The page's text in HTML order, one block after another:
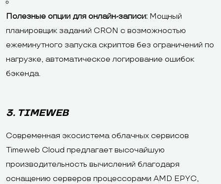
Полезные опции для онлайн-записи: Мощный
планировщик заданий CRON с возможностью
ежеминутного запуска скриптов без ограничений по
нагрузке, автоматическое логирование ошибок
бэкенда.
3. TIMEWEB
Современная экосистема облачных сервисов
Timeweb Cloud предлагает высочайшую
производительность вычислений благодаря
оснащению серверов процессорами AMD EPYC,